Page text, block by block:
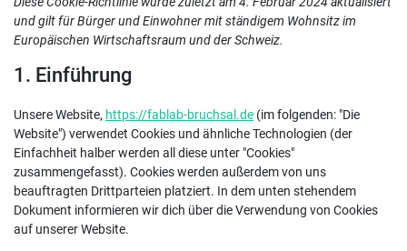
und gilt für Bürger und Einwohner mit ständigem Wohnsitz im
Europäischen Wirtschaftsraum und der Schweiz.
1. Einführung
Unsere Website, https://fablab-bruchsal.de (im folgenden: "Die
Website") verwendet Cookies und ähnliche Technologien (der
Einfachheit halber werden all diese unter "Cookies"
zusammengefasst). Cookies werden außerdem von uns
beauftragten Drittparteien platziert. In dem unten stehendem
Dokument informieren wir dich über die Verwendung von Cookies
auf unserer Website.